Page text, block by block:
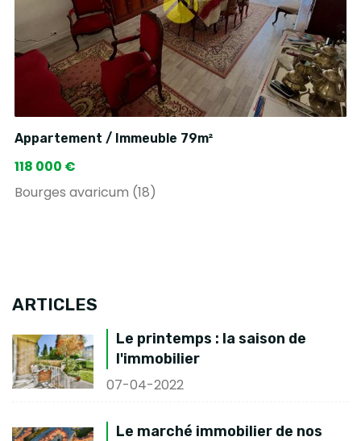
Appartement / Immeuble 79m²
118 000 €
Bourges avaricum (18)
ARTICLES
Le printemps : la saison de
l'immobilier
07-04-2022
Le marché immobilier de nos